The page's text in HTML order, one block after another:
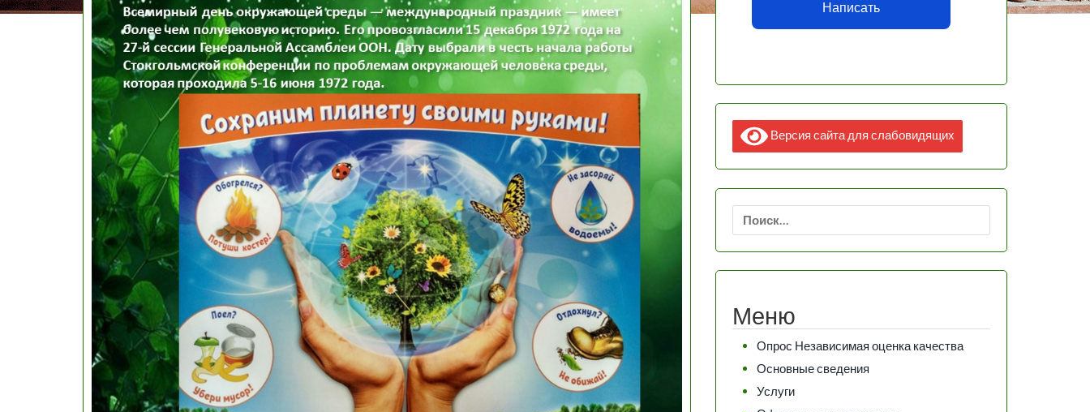
Написать
Версия сайта для слабовидящих
Найти:
Меню
Опрос Независимая оценка качества
Основные сведения
Услуги